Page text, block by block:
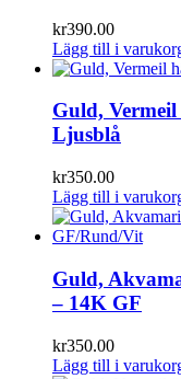
kr390.00
Lägg till i
Guld,
Ljusblå
kr350.00
Lägg till i
Guld,
– 14K GF
kr350.00
Lägg till i